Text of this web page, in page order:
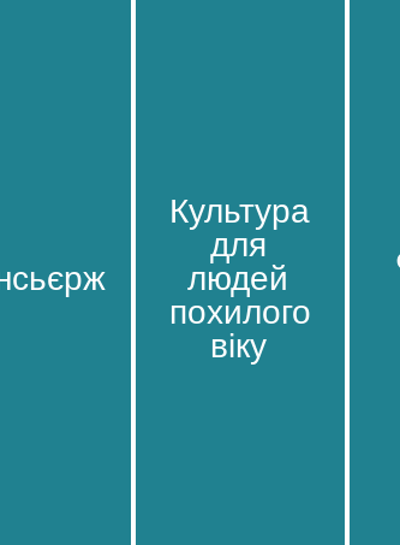
Культура
для
людей
похилого
віку
Культура
для
людей
похилого
віку